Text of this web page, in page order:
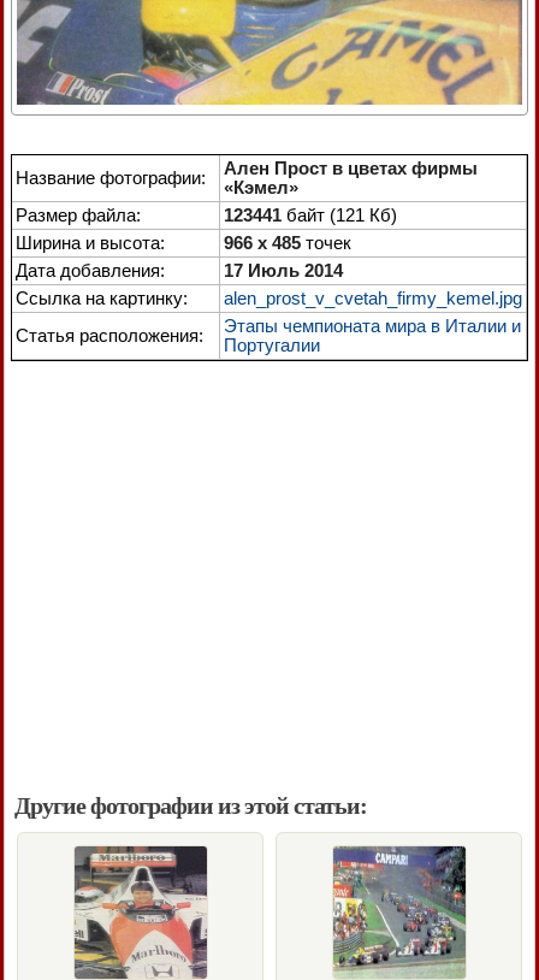
Название фотографии:
Ален Прост в цветах фирмы
«Кэмел»
Размер файла:
123441 байт (121 Кб)
Ширина и высота:
966 x 485 точек
Дата добавления:
17 Июль 2014
Ссылка на картинку:
alen_prost_v_cvetah_firmy_kemel.jpg
Статья расположения:
Этапы чемпионата мира в Италии и
Португалии
Другие фотографии из этой статьи: